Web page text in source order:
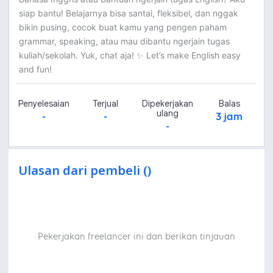
siap bantu! Belajarnya bisa santai, fleksibel, dan nggak
bikin pusing, cocok buat kamu yang pengen paham
grammar, speaking, atau mau dibantu ngerjain tugas
kuliah/sekolah. Yuk, chat aja! ✨ Let’s make English easy
and fun!
Penyelesaian
-
Terjual
-
Dipekerjakan
ulang
-
Balas
3 jam
Ulasan dari pembeli ()
Pekerjakan freelancer ini dan berikan tinjauan